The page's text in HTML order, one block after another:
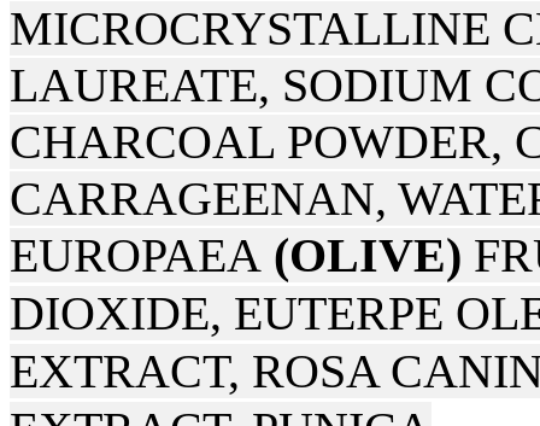
MICROCRYSTALLINE
LAUREATE, SODIUM
CHARCOAL POWDER,
CARRAGEENAN,
EUROPAEA (OLIVE)
DIOXIDE, EUTERPE
EXTRACT, ROSA